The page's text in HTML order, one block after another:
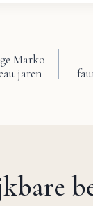
Marko
jaren